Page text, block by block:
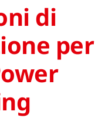
di
per